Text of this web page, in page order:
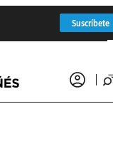
Suscríbete